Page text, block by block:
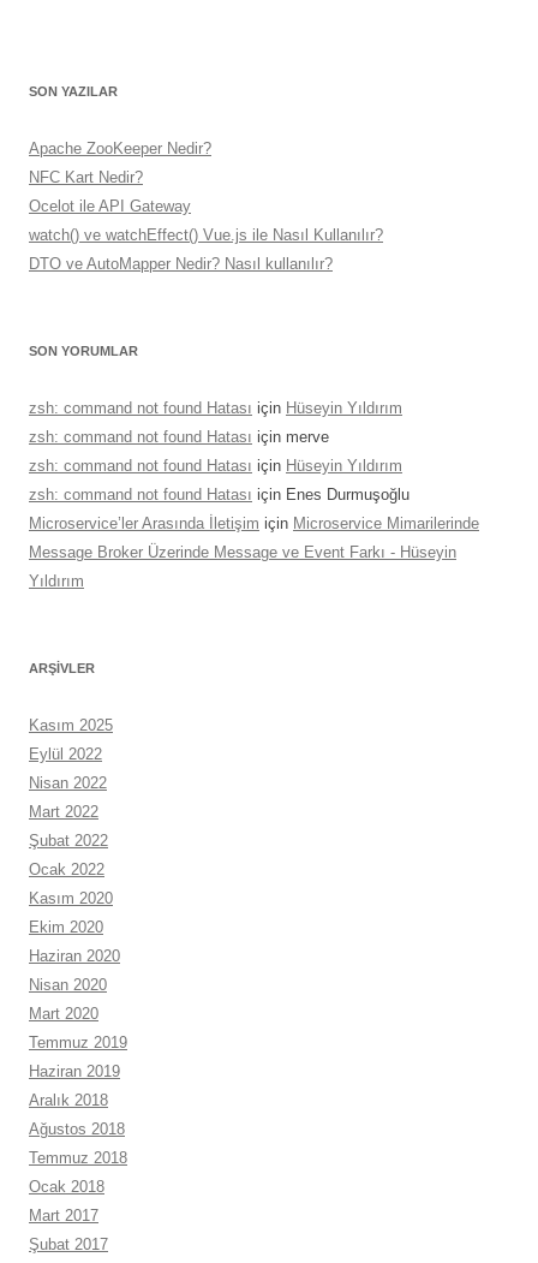
SON YAZILAR
Apache ZooKeeper Nedir?
NFC Kart Nedir?
Ocelot ile API Gateway
watch() ve watchEffect() Vue.js ile Nasıl Kullanılır?
DTO ve AutoMapper Nedir? Nasıl kullanılır?
SON YORUMLAR
zsh: command not found Hatası için Hüseyin Yıldırım
zsh: command not found Hatası için merve
zsh: command not found Hatası için Hüseyin Yıldırım
zsh: command not found Hatası için Enes Durmuşoğlu
Microservice’ler Arasında İletişim için Microservice Mimarilerinde
Message Broker Üzerinde Message ve Event Farkı - Hüseyin
Yıldırım
ARŞIVLER
Kasım 2025
Eylül 2022
Nisan 2022
Mart 2022
Şubat 2022
Ocak 2022
Kasım 2020
Ekim 2020
Haziran 2020
Nisan 2020
Mart 2020
Temmuz 2019
Haziran 2019
Aralık 2018
Ağustos 2018
Temmuz 2018
Ocak 2018
Mart 2017
Şubat 2017